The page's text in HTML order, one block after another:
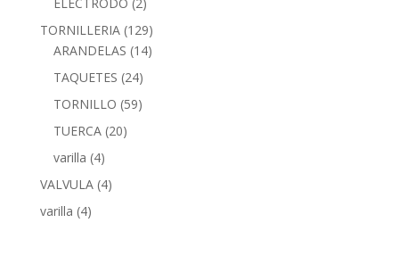
TORNILLERIA (129)
ARANDELAS (14)
TAQUETES (24)
TORNILLO (59)
TUERCA (20)
varilla (4)
VALVULA (4)
varilla (4)